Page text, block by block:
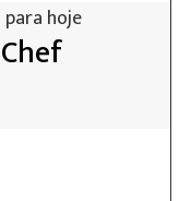
hoje